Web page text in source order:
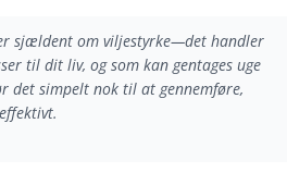
sjældent om viljestyrke—det handler
til dit liv, og som kan gentages uge
det simpelt nok til at gennemføre,